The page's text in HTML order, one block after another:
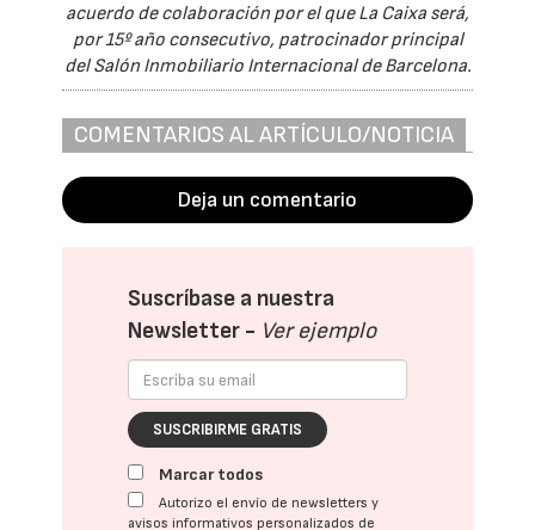
acuerdo de colaboración por el que La Caixa será,
por 15º año consecutivo, patrocinador principal
del Salón Inmobiliario Internacional de Barcelona.
COMENTARIOS AL ARTÍCULO/NOTICIA
Deja un comentario
Suscríbase a nuestra
Newsletter - Ver ejemplo
SUSCRIBIRME GRATIS
Marcar todos
Autorizo el envío de newsletters y
avisos informativos personalizados de